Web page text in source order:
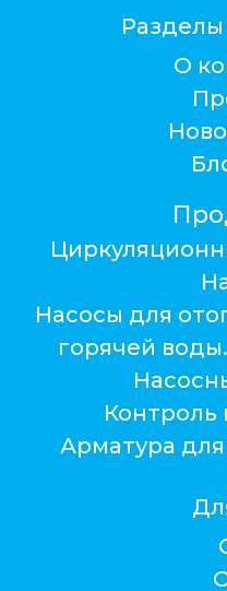
О
Насосы для
горячей
Контроль
Арматура